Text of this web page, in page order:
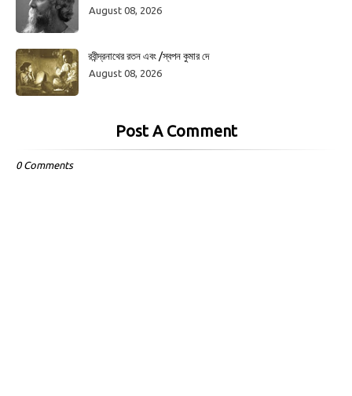
August 08, 2026
রবীন্দ্রনাথের রতন এবং /স্বপন কুমার দে
August 08, 2026
Post A Comment
0 Comments